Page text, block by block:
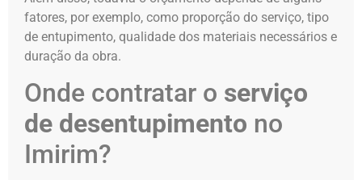
fatores, por exemplo, como proporção do serviço, tipo
de entupimento, qualidade dos materiais necessários e
duração da obra.
Onde contratar o serviço
de desentupimento no
Imirim?